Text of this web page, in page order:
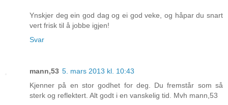
Ynskjer deg ein god dag og ei god veke, og håpar du snart
vert frisk til å jobbe igjen!
Svar
mann,53 5. mars 2013 kl. 10:43
Kjenner på en stor godhet for deg. Du fremstår som så
sterk og reflektert. Alt godt i en vanskelig tid. Mvh mann,53